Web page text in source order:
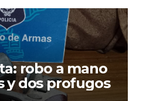
robo a mano
y dos profugos